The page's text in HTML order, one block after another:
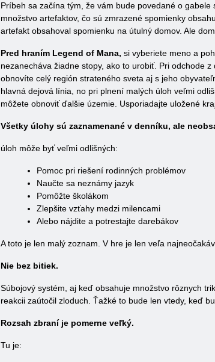
Príbeh sa začína tým, že vám bude povedané o
množstvo artefaktov, čo sú zmrazené spomienky
artefakt obsahoval spomienku na útulný domov. Ale
Pred hraním Legend of Mana, si vyberiete meno a
nezanecháva žiadne stopy, ako to urobiť. Pri odchode
obnovíte celý región strateného sveta aj s jeho
hlavná dejová línia, no pri plnení malých úloh veľmi
môžete obnoviť ďalšie územie. Usporiadajte uložené
Všetky úlohy sú zaznamenané v denníku, ale
úloh môže byť veľmi odlišných:
Pomoc pri riešení rodinných problémov
Naučte sa neznámy jazyk
Pomôžte školákom
Zlepšite vzťahy medzi milencami
Alebo nájdite a potrestajte darebákov
A toto je len malý zoznam. V hre je len veľa
Nie bez bitiek.
Súbojový systém, aj keď obsahuje množstvo rôznych
reakcii zaútočil zloduch. Ťažké to bude len vtedy, keď
Rozsah zbraní je pomerne veľký.
Tu je: